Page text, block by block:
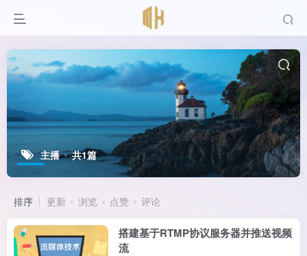
主播 共1篇
排序 更新 浏览 点赞 评论
搭建基于RTMP协议服务器并推送视频
流